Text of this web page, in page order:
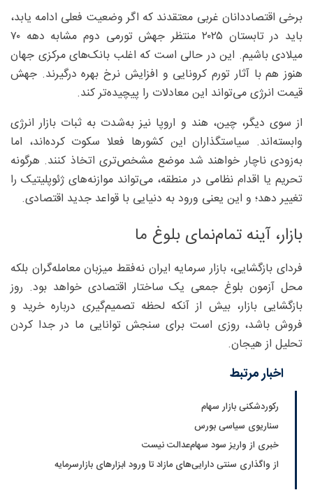
برخی اقتصاددانان غربی معتقدند که اگر وضعیت فعلی ادامه یابد،
باید در تابستان ۲۰۲۵ منتظر جهش تورمی دوم مشابه دهه ۷۰
میلادی باشیم. این در حالی است که اغلب بانک‌های مرکزی جهان
هنوز هم با آثار تورم کرونایی و افزایش نرخ بهره درگیرند. جهش
قیمت انرژی می‌تواند این معادلات را پیچیده‌تر کند.
از سوی دیگر، چین، هند و اروپا نیز به‌شدت به ثبات بازار انرژی
وابسته‌اند. سیاستگذاران این کشورها فعلا سکوت کرده‌اند، اما
به‌زودی ناچار خواهند شد موضع مشخص‌تری اتخاذ کنند. هرگونه
تحریم یا اقدام نظامی در منطقه، می‌تواند موازنه‌های ژئوپلیتیک را
تغییر دهد؛ و این یعنی ورود به دنیایی با قواعد جدید اقتصادی.
بازار، آینه تمام‌نمای بلوغ ما
فردای بازگشایی، بازار سرمایه ایران نه‌فقط میزبان معامله‌گران بلکه
محل آزمون بلوغ جمعی یک ساختار اقتصادی خواهد بود. روز
بازگشایی بازار، بیش از آنکه لحظه تصمیم‌گیری درباره خرید و
فروش باشد، روزی است برای سنجش توانایی ما در جدا کردن
تحلیل از هیجان.
اخبار مرتبط
رکوردشکنی بازار سهام
سناریوی سیاسی بورس
خبری از واریز سود سهام‌عدالت نیست
از واگذاری سنتی دارایی‌های مازاد تا ورود ابزارهای بازارسرمایه